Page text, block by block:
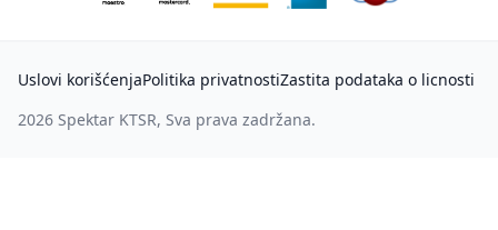
Uslovi korišćenjaPolitika privatnostiZastita podataka o licnosti
2026 Spektar KTSR, Sva prava zadržana.